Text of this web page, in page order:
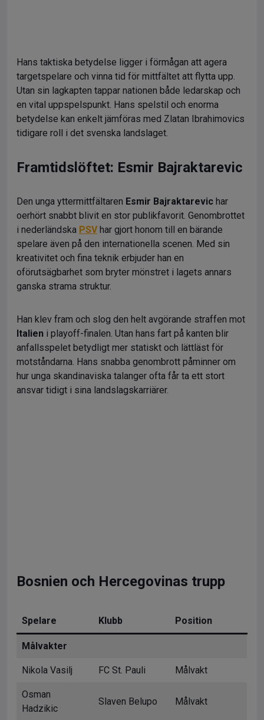
Hans taktiska betydelse ligger i förmågan att agera
targetspelare och vinna tid för mittfältet att flytta upp.
Utan sin lagkapten tappar nationen både ledarskap och
en vital uppspelspunkt. Hans spelstil och enorma
betydelse kan enkelt jämföras med Zlatan Ibrahimovics
tidigare roll i det svenska landslaget.
Framtidslöftet: Esmir Bajraktarevic
Den unga yttermittfältaren Esmir Bajraktarevic har
oerhört snabbt blivit en stor publikfavorit. Genombrottet
i nederländska PSVhar gjort honom till en bärande
spelare även på den internationella scenen. Med sin
kreativitet och fina teknik erbjuder han en
oförutsägbarhet som bryter mönstret i lagets annars
ganska strama struktur.
Han klev fram och slog den helt avgörande straffen mot
Italien i playoff-finalen. Utan hans fart på kanten blir
anfallsspelet betydligt mer statiskt och lättläst för
motståndarna. Hans snabba genombrott påminner om
hur unga skandinaviska talanger ofta får ta ett stort
ansvar tidigt i sina landslagskarriärer.
Bosnien och Hercegovinas trupp
Spelare Klubb Position
Målvakter
Nikola Vasilj FC St. Pauli Målvakt
Osman
Hadzikic
Slaven Belupo Målvakt